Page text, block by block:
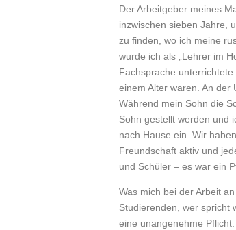
Der Arbeitgeber meines
inzwischen sieben Jahre,
zu finden, wo ich meine
wurde ich als „Lehrer im
Fachsprache
einem Alter waren. An
Während mein Sohn die
Sohn gestellt werden und
nach Hause ein. Wir
Freundschaft aktiv und
und Schüler – es war ein
Was mich bei der Arbeit
Studierenden, wer spricht
eine unangenehme